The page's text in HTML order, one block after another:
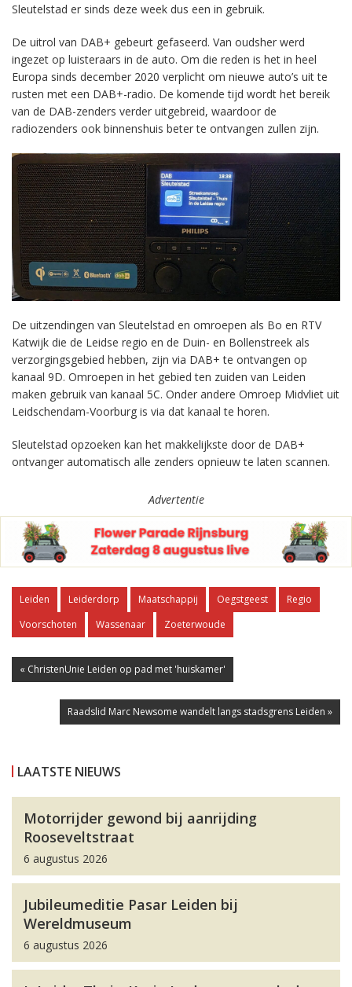
Sleutelstad er sinds deze week dus een in gebruik.
De uitrol van DAB+ gebeurt gefaseerd. Van oudsher werd
ingezet op luisteraars in de auto. Om die reden is het in heel
Europa sinds december 2020 verplicht om nieuwe auto’s uit te
rusten met een DAB+-radio. De komende tijd wordt het bereik
van de DAB-zenders verder uitgebreid, waardoor de
radiozenders ook binnenshuis beter te ontvangen zullen zijn.
De uitzendingen van Sleutelstad en omroepen als Bo en RTV
Katwijk die de Leidse regio en de Duin- en Bollenstreek als
verzorgingsgebied hebben, zijn via DAB+ te ontvangen op
kanaal 9D. Omroepen in het gebied ten zuiden van Leiden
maken gebruik van kanaal 5C. Onder andere Omroep Midvliet uit
Leidschendam-Voorburg is via dat kanaal te horen.
Sleutelstad opzoeken kan het makkelijkste door de DAB+
ontvanger automatisch alle zenders opnieuw te laten scannen.
Advertentie
Leiden Leiderdorp Maatschappij Oegstgeest
Regio
Voorschoten
Wassenaar Zoeterwoude
« ChristenUnie Leiden op pad met 'huiskamer'
Raadslid Marc Newsome wandelt langs stadsgrens Leiden »
LAATSTE NIEUWS
Motorrijder gewond bij aanrijding
Rooseveltstraat
6 augustus 2026
Jubileumeditie Pasar Leiden bij
Wereldmuseum
6 augustus 2026